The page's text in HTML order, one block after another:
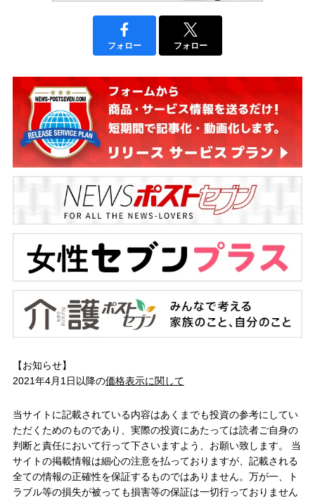
フォロー フォロー
【お知らせ】
2021年4月1日以降の価格表示に関して
当サイトに記載されている内容はあくまでも投資の参考にしてい
ただくためのものであり、実際の投資にあたっては読者ご自身の
判断と責任において行って下さいますよう、お願い致します。 当
サイトの掲載情報は細心の注意を払っておりますが、記載される
全ての情報の正確性を保証するものではありません。万が一、ト
ラブル等の損失が被っても損害等の保証は一切行っておりません